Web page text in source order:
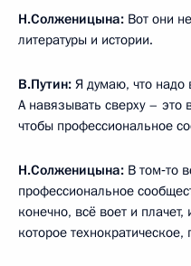
Н.Солженицына: Вот они
литературы и истории.
В.Путин: Я думаю, что надо
А навязывать сверху – это
чтобы профессиональное
Н.Солженицына: В том‑то
профессиональное
конечно, всё воет и плачет,
которое технократическое,